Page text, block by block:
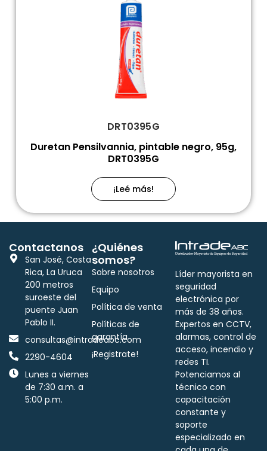
DRT0395G
Duretan Pensilvannia, pintable negro, 95g,
DRT0395G
¡Leé más!
Líder mayorista en
seguridad
electrónica por
más de 38 años.
Expertos en CCTV,
alarmas, control de
acceso, incendio y
redes TI.
Potenciamos al
técnico con
capacitación
constante y
soporte
especializado en
¿Quiénes
somos?
Sobre nosotros
Equipo
Política de venta
Políticas de
garantía
¡Registrate!
Contactanos
San José, Costa
Rica, La Uruca
200 metros
suroeste del
puente Juan
Pablo II.
consultas@intradeabc.com
2290-4604
Lunes a viernes
de 7:30 a.m. a
5:00 p.m.